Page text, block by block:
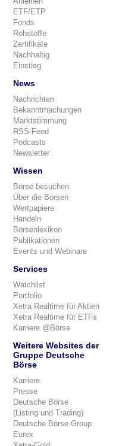
ETF/ETP
Fonds
Rohstoffe
Zertifikate
Nachhaltig
Einstieg
News
Nachrichten
Bekanntmachungen
Marktstimmung
RSS-Feed
Podcasts
Newsletter
Wissen
Börse besuchen
Über die Börsen
Wertpapiere
Handeln
Börsenlexikon
Publikationen
Events und Webinare
Services
Watchlist
Portfolio
Xetra Realtime für Aktien
Xetra Realtime für ETFs
Karriere @Börse
Weitere Websites der
Gruppe Deutsche
Börse
Karriere
Presse
Deutsche Börse
(Listing und Trading)
Deutsche Börse Group
Eurex